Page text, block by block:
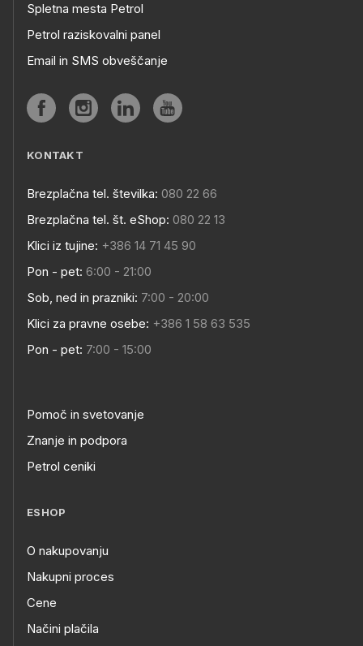
Spletna mesta Petrol
Petrol raziskovalni panel
Email in SMS obveščanje
KONTAKT
Brezplačna tel. številka: 080 22 66
Brezplačna tel. št. eShop: 080 22 13
Klici iz tujine: +386 14 71 45 90
Pon - pet: 6:00 - 21:00
Sob, ned in prazniki: 7:00 - 20:00
Klici za pravne osebe: +386 1 58 63 535
Pon - pet: 7:00 - 15:00
Pomoč in svetovanje
Znanje in podpora
Petrol ceniki
ESHOP
O nakupovanju
Nakupni proces
Cene
Načini plačila